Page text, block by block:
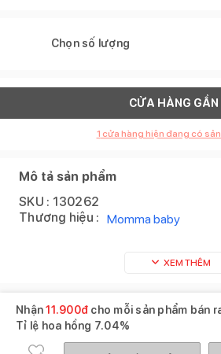
Chọn số lượng
CỬA HÀNG GẦN
1 cửa hàng hiện đang có
Mô tả sản phẩm
SKU : 130262
Thương hiệu : Momma baby
XEM THÊM
Nhận11.900đ cho mỗi sản phẩm bán
Tỉ lệ hoa hồng 7.04%